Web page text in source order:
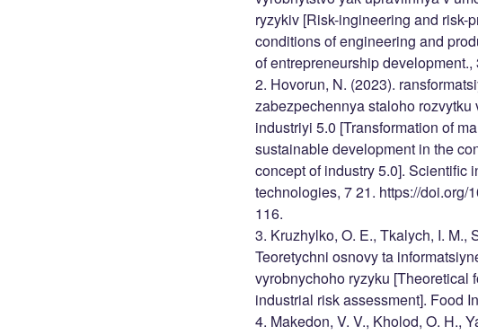
ryzykiv [Risk-ingineering and risk-
conditions of engineering and
of entrepreneurship development.,
2. Hovorun, N. (2023).
zabezpechennya staloho
industriyi 5.0 [Transformation of
sustainable development in the
concept of industry 5.0]. Scientific
technologies, 7 21. https://doi.org/
116.
3. Kruzhylko, O. E., Tkalych, I. M.,
Teoretychni osnovy ta
vyrobnychoho ryzyku [Theoretical
industrial risk assessment]. Food
4. Makedon, V. V., Kholod, O. H.,